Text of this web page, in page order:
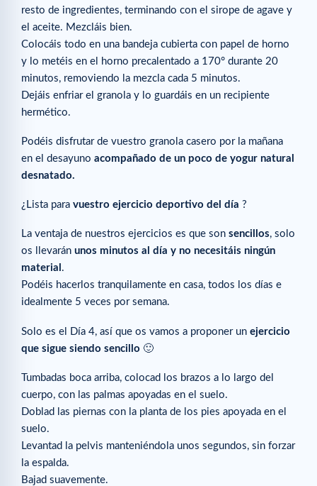
resto de ingredientes, terminando con el sirope de agave y
el aceite. Mezcláis bien.
Colocáis todo en una bandeja cubierta con papel de horno
y lo metéis en el horno precalentado a 170° durante 20
minutos, removiendo la mezcla cada 5 minutos.
Dejáis enfriar el granola y lo guardáis en un recipiente
hermético.
Podéis disfrutar de vuestro granola casero por la mañana
en el desayuno acompañado de un poco de yogur natural
desnatado.
¿Lista para vuestro ejercicio deportivo del día ?
La ventaja de nuestros ejercicios es que son sencillos, solo
os llevarán unos minutos al día y no necesitáis ningún
material .
Podéis hacerlos tranquilamente en casa, todos los días e
idealmente 5 veces por semana.
Solo es el Día 4, así que os vamos a proponer un ejercicio
que sigue siendo sencillo 🙂
Tumbadas boca arriba, colocad los brazos a lo largo del
cuerpo, con las palmas apoyadas en el suelo.
Doblad las piernas con la planta de los pies apoyada en el
suelo.
Levantad la pelvis manteniéndola unos segundos, sin forzar
la espalda.
Bajad suavemente.